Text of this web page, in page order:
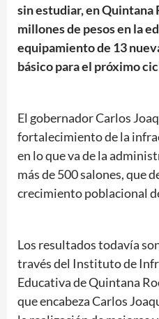
sin estudiar, en Quintana
millones de pesos en la
equipamiento de 13
básico para el próximo
El gobernador Carlos
fortalecimiento de la
en lo que va de la
más de 500 salones, que
crecimiento poblacional
Los resultados todavía
través del Instituto de
Educativa de Quintana
que encabeza Carlos